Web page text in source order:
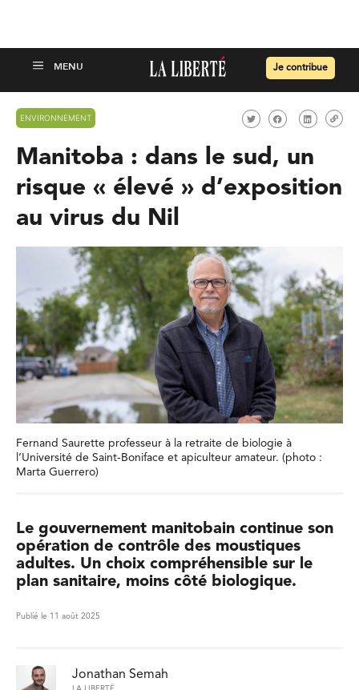
Je contribue
ENVIRONNEMENT
Manitoba : dans le sud, un
risque « élevé » d’exposition
au virus du Nil
Fernand Saurette professeur à la retraite de biologie à
l’Université de Saint-Boniface et apiculteur amateur. (photo :
Marta Guerrero)
Le gouvernement manitobain continue son
opération de contrôle des moustiques
adultes. Un choix compréhensible sur le
plan sanitaire, moins côté biologique.
Publié le 11 août 2025
Jonathan Semah